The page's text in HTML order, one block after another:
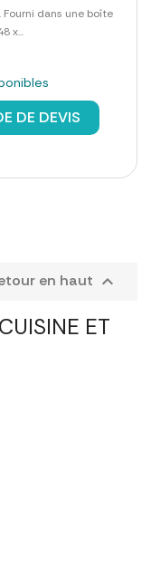
ET
dans une boîte
x...
DE DEVIS
en haut 